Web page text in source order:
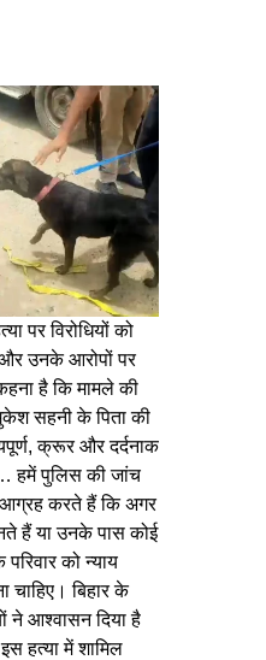
पर विरोधियों को
उनके आरोपों पर
है कि मामले की
सहनी के पिता की
क्रूर और दर्दनाक
हमें पुलिस की जांच
आग्रह करते हैं कि अगर
हैं या उनके पास कोई
को न्याय
चाहिए। बिहार के
ने आश्वासन दिया है
हत्या में शामिल